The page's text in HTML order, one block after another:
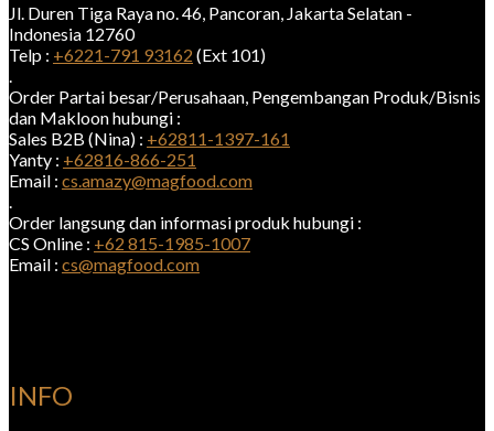
Jl. Duren Tiga Raya no. 46, Pancoran, Jakarta Selatan -
Indonesia 12760
Telp : +6221-791 93162 (Ext 101)
.
Order Partai besar/Perusahaan, Pengembangan Produk/Bisnis
dan Makloon hubungi :
Sales B2B (Nina) : +62811-1397-161
Yanty : +62816-866-251
Email : cs.amazy@magfood.com
.
Order langsung dan informasi produk hubungi :
CS Online : +62 815-1985-1007
Email : cs@magfood.com
INFO